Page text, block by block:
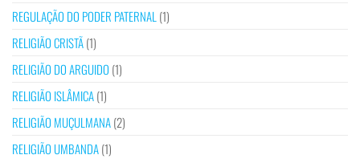
REGULAÇÃO DO PODER PATERNAL(1)
RELIGIÃO CRISTÃ(1)
RELIGIÃO DO ARGUIDO (1)
RELIGIÃO ISLÂMICA(1)
RELIGIÃO MUÇULMANA(2)
RELIGIÃO UMBANDA(1)